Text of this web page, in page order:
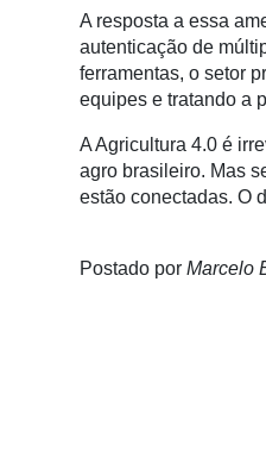
Netrin
Néctar
Tecprime
Agro
Consulting
A resposta a essa
autenticação de
ferramentas, o setor
equipes e tratando a
A Agricultura 4.0 é
agro brasileiro. Mas
estão conectadas. O
Postado por Marcelo